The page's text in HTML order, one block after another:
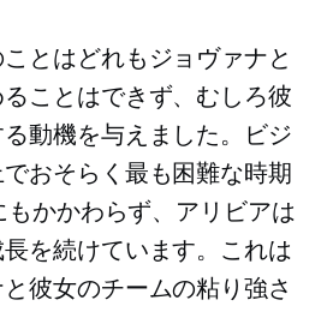
とはどれもジョヴァナと
ことはできず、むしろ彼
動機を与えました。ビジ
おそらく最も困難な時期
かかわらず、アリビアは
を続けています。これは
彼女のチームの粘り強さ